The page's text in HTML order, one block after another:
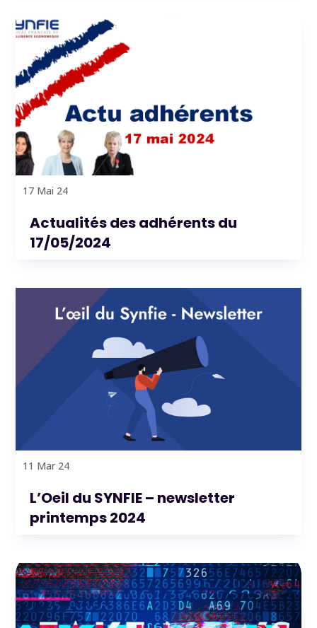
17 Mai 24
Actualités des adhérents du
17/05/2024
11 Mar 24
L’Oeil du SYNFIE – newsletter
printemps 2024